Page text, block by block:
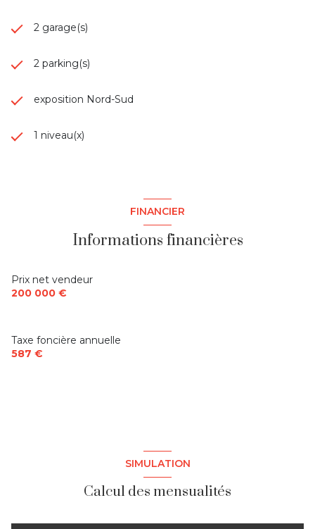
2 garage(s)
2 parking(s)
exposition Nord-Sud
1 niveau(x)
FINANCIER
Informations financières
Prix net vendeur
200 000 €
Taxe foncière annuelle
587 €
SIMULATION
Calcul des mensualités